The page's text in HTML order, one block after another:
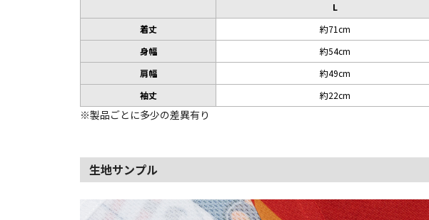
L
着丈
約71cm
身幅
約54cm
肩幅
約49cm
袖丈
約22cm
※製品ごとに多少の差異有り
生地サンプル